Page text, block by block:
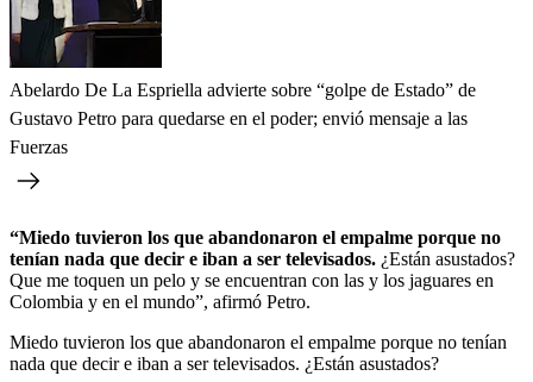
Abelardo De La Espriella advierte sobre “golpe de Estado” de
Gustavo Petro para quedarse en el poder; envió mensaje a las
Fuerzas
“Miedo tuvieron los que abandonaron el empalme porque no
tenían nada que decir e iban a ser televisados. ¿Están asustados?
Que me toquen un pelo y se encuentran con las y los jaguares en
Colombia y en el mundo”, afirmó Petro.
Miedo tuvieron los que abandonaron el empalme porque no tenían
nada que decir e iban a ser televisados. ¿Están asustados?